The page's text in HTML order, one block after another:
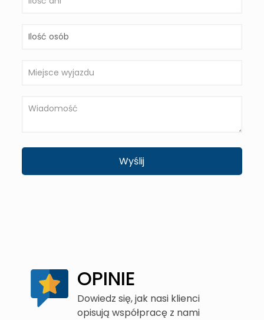
OPINIE
Dowiedz się, jak nasi klienci
opisują współpracę z nami